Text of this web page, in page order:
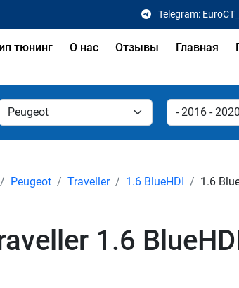
Telegram:
тюнинг О нас Отзывы Главная
Peugeot Traveller 1.6 BlueHDI 1.6
1.6